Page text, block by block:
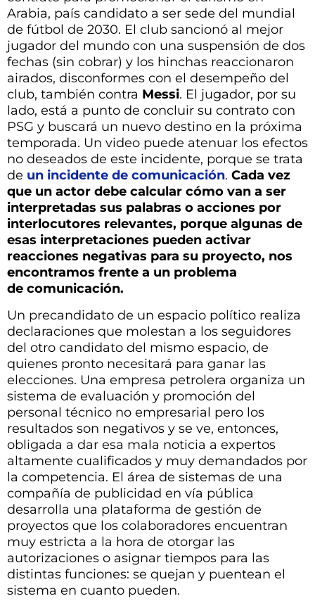
Arabia, país candidato a ser sede del mundial
de fútbol de 2030. El club sancionó al mejor
jugador del mundo con una suspensión de dos
fechas (sin cobrar) y los hinchas reaccionaron
airados, disconformes con el desempeño del
club, también contra Messi. El jugador, por su
lado, está a punto de concluir su contrato con
PSG y buscará un nuevo destino en la próxima
temporada. Un video puede atenuar los efectos
no deseados de este incidente, porque se trata
de un incidente de comunicación. Cada vez
que un actor debe calcular cómo van a ser
interpretadas sus palabras o acciones por
interlocutores relevantes, porque algunas de
esas interpretaciones pueden activar
reacciones negativas para su proyecto, nos
encontramos frente a un problema
de comunicación.
Un precandidato de un espacio político realiza
declaraciones que molestan a los seguidores
del otro candidato del mismo espacio, de
quienes pronto necesitará para ganar las
elecciones. Una empresa petrolera organiza un
sistema de evaluación y promoción del
personal técnico no empresarial pero los
resultados son negativos y se ve, entonces,
obligada a dar esa mala noticia a expertos
altamente cualificados y muy demandados por
la competencia. El área de sistemas de una
compañía de publicidad en vía pública
desarrolla una plataforma de gestión de
proyectos que los colaboradores encuentran
muy estricta a la hora de otorgar las
autorizaciones o asignar tiempos para las
distintas funciones: se quejan y puentean el
sistema en cuanto pueden.